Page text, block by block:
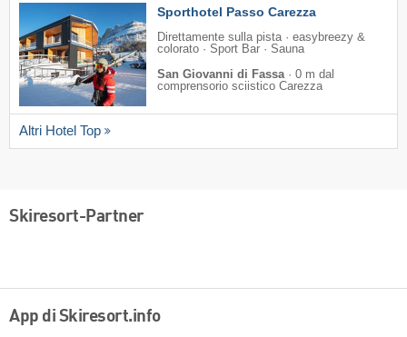
Sporthotel Passo Carezza
Direttamente sulla pista · easybreezy &
colorato · Sport Bar · Sauna
San Giovanni di Fassa· 0 m dal
comprensorio sciistico Carezza
Altri Hotel Top
Skiresort-Partner
App di Skiresort.info